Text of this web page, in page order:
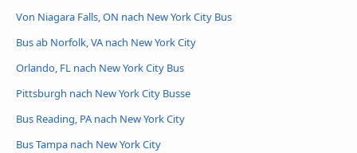
Von Niagara Falls, ON nach New York City Bus
Bus ab Norfolk, VA nach New York City
Orlando, FL nach New York City Bus
Pittsburgh nach New York City Busse
Bus Reading, PA nach New York City
Bus Tampa nach New York City